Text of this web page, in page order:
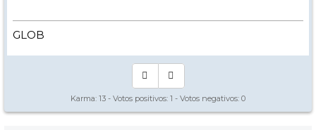
GLOB
Karma: 13 - Votos positivos: 1 - Votos negativos: 0